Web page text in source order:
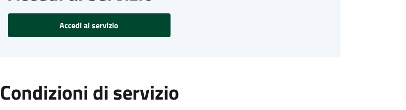
Accedi al servizio
Condizioni di servizio